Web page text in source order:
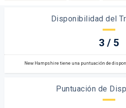
Disponibilidad del
3 / 5
New Hampshire tiene una puntuación de
Puntuación de